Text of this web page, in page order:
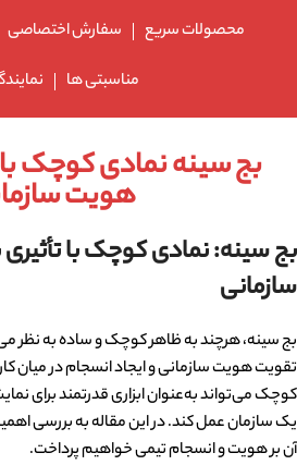
محصولات سریع سفارش اختصاصی
مناسبتی ها
بج سینه نمادی کوچک با
هویت
بج سینه: نمادی کوچک با
سازمانی
بج سینه، هرچند به ظاهر کوچک و ساده به نظر
تقویت هویت سازمانی و ایجاد انسجام در میان
کوچک می‌تواند به‌عنوان ابزاری قدرتمند برای
یک سازمان عمل کند. در این مقاله به بررسی
آن بر هویت و انسجام تیمی خواهیم پرداخت.